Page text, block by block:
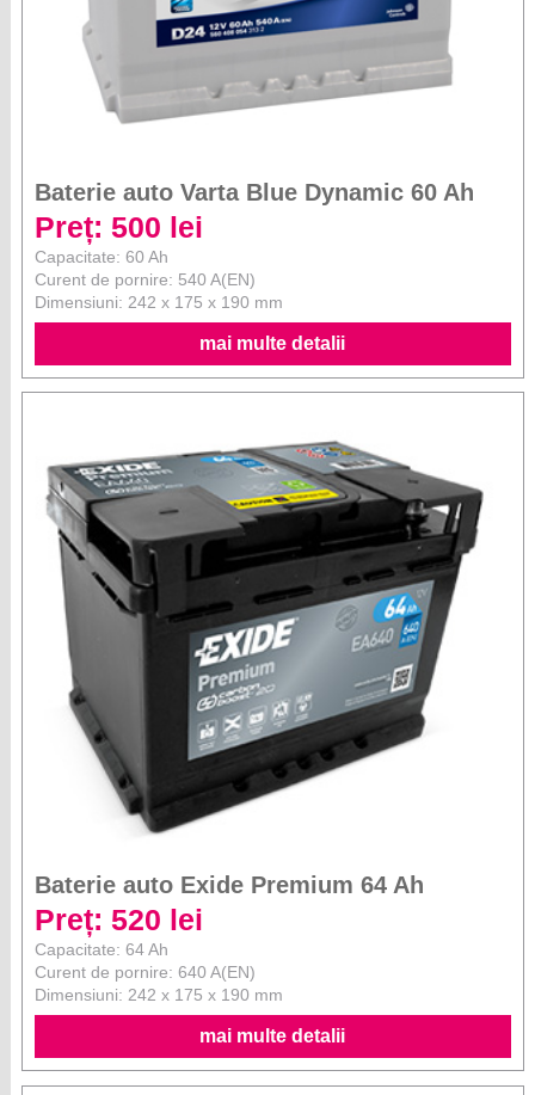
Baterie auto Varta Blue Dynamic 60 Ah
Preț: 500 lei
Capacitate: 60 Ah
Curent de pornire: 540 A(EN)
Dimensiuni: 242 x 175 x 190 mm
mai multe detalii
Baterie auto Exide Premium 64 Ah
Preț: 520 lei
Capacitate: 64 Ah
Curent de pornire: 640 A(EN)
Dimensiuni: 242 x 175 x 190 mm
mai multe detalii